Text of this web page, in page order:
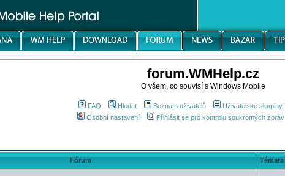
forum.WMHelp.cz
O všem, co souvisí s Windows Mobile
FAQ Hledat Seznam uživatelů Uživatelské skupiny
Osobní nastavení
Přihlásit se pro kontrolu soukromých zpráv
Fórum Témata